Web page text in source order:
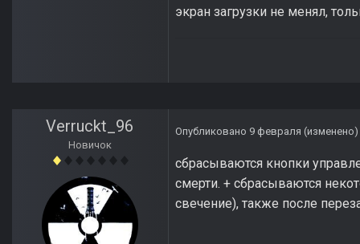
экран загрузки не менял,
Verruckt_96
Новичок
Опубликовано 9 февраля (изменено)
сбрасываются кнопки
смерти. + сбрасываются
свечение), также после